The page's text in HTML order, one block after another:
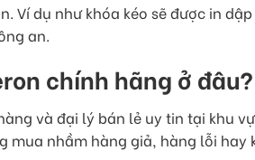
Ví dụ như khóa kéo sẽ được in
an.
chính hãng ở đâu?
và đại lý bán lẻ uy tin tại khu
mua nhầm hàng giả, hàng lỗi